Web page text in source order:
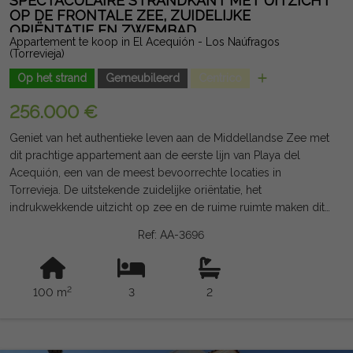
indicatief en niet juridisch bindend en kan fouten bevatten.
OP DE FRONTALE ZEE, ZUIDELIJKE
ORIËNTATIE EN ZWEMBAD
Appartement te koop in El Acequión - Los Naúfragos
(Torrevieja)
Op het strand
Gemeubileerd
256.000 €
Geniet van het authentieke leven aan de Middellandse Zee met
dit prachtige appartement aan de eerste lijn van Playa del
Acequión, een van de meest bevoorrechte locaties in
Torrevieja. De uitstekende zuidelijke oriëntatie, het
indrukwekkende uitzicht op zee en de ruime ruimte maken dit
genieten van een onvergetelijke vakantie. Met een
bouwoppervlakte van 100 m² biedt het huis een comfortabele
indeling met 3 grote slaapkamers, 2 volledige badkamers, een
lichte woon-eetkamer en een volledig functionele
Ref: AA-3696
100 m2 3 2